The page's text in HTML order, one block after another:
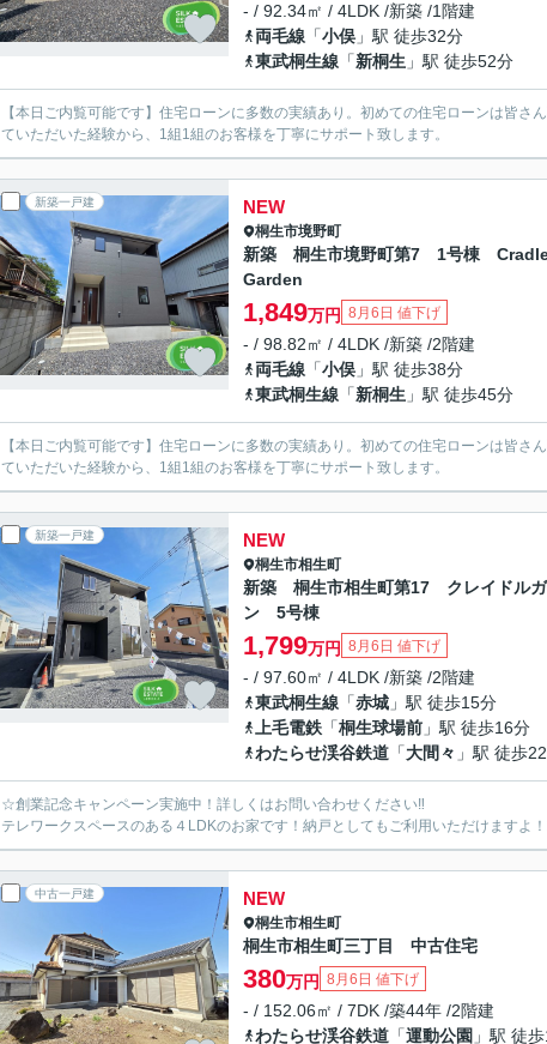
- / 92.34㎡ / 4LDK /新築 /1階建
両毛線 「小俣 」駅 徒歩32分
東武桐生線 「新桐生 」駅 徒歩52分
【本日ご内覧可能です】住宅ローンに多数の実績あり。初めての住宅ローンは皆
ていただいた経験から、1組1組のお客様を丁寧にサポート致します。
新築一戸建 NEW
桐生市境野町
新築 桐生市境野町第7 1号棟
Garden
1,849万円 8月6日 値下げ
- / 98.82㎡ / 4LDK /新築 /2階建
両毛線 「小俣 」駅 徒歩38分
東武桐生線 「新桐生 」駅 徒歩45分
【本日ご内覧可能です】住宅ローンに多数の実績あり。初めての住宅ローンは皆
ていただいた経験から、1組1組のお客様を丁寧にサポート致します。
新築一戸建 NEW
桐生市相生町
新築 桐生市相生町第17 クレイドル
ン 5号棟
1,799万円 8月6日 値下げ
- / 97.60㎡ / 4LDK /新築 /2階建
東武桐生線 「赤城 」駅 徒歩15分
上毛電鉄 「桐生球場前 」駅 徒歩16分
わたらせ渓谷鉄道 「大間々 」駅 徒歩
☆創業記念キャンペーン実施中！詳しくはお問い合わせください‼
テレワークスペースのある４LDKのお家です！納戸としてもご利用いただけますよ
中古一戸建 NEW
桐生市相生町
桐生市相生町三丁目 中古住宅
380万円 8月6日 値下げ
- / 152.06㎡ / 7DK /築44年 /2階建
わたらせ渓谷鉄道 「運動公園 」駅 徒